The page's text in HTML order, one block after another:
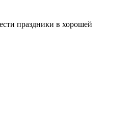
праздники в хорошей